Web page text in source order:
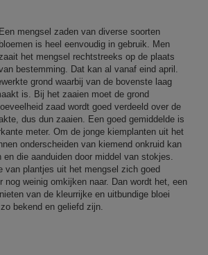
Een mengsel zaden van diverse soorten
bloemen is heel eenvoudig in gebruik. Men
zaait het mengsel rechtstreeks op de plaats
bestemming. Dat kan al vanaf eind april.
grond waarbij van de bovenste laag
is. Bij het zaaien moet de grond
zaad wordt goed verdeeld over de
dus dun zaaien. Een goed gemiddelde is
meter. Om de jonge kiemplanten uit het
onderscheiden van kiemend onkruid kan
die aanduiden door middel van stokjes.
van plantjes uit het mengsel zich goed
nog weinig omkijken naar. Dan wordt het, een
van de kleurrijke en uitbundige bloei
bekend en geliefd zijn.